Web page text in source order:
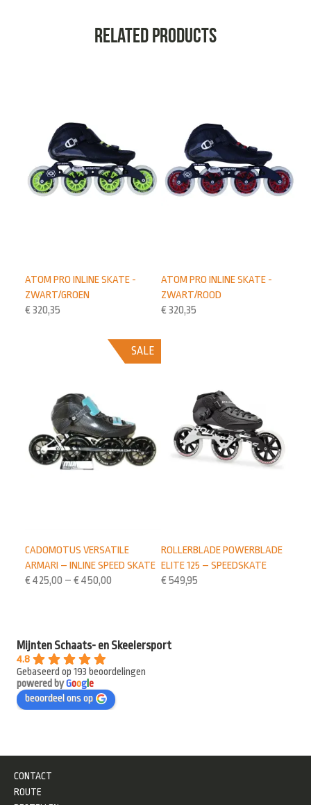
Related products
ATOM PRO INLINE SKATE -
ZWART/ROOD
€ 320,35
ATOM PRO INLINE SKATE -
ZWART/GROEN
€ 320,35
ROLLERBLADE POWERBLADE
ELITE 125 – SPEEDSKATE
€ 549,95
SALE
CADOMOTUS VERSATILE
ARMARI – INLINE SPEED SKATE
€ 425,00 – € 450,00
Mijnten Schaats- en Skeelersport
4.8
Gebaseerd op 193 beoordelingen
powered byGooge
beoordeel ons op
CONTACT
ROUTE